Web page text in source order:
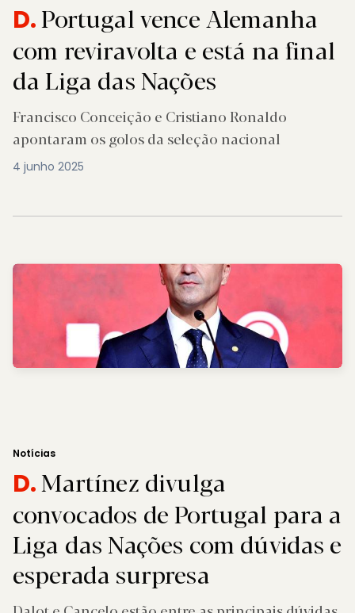
D.Portugal vence Alemanha
com reviravolta e está na final
da Liga das Nações
Francisco Conceição e Cristiano Ronaldo
apontaram os golos da seleção nacional
4 junho 2025
Notícias
D.Martínez divulga
convocados de Portugal para a
Liga das Nações com dúvidas e
esperada surpresa